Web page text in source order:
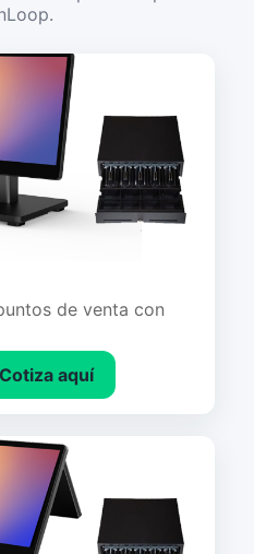
de venta con
Cotiza aquí